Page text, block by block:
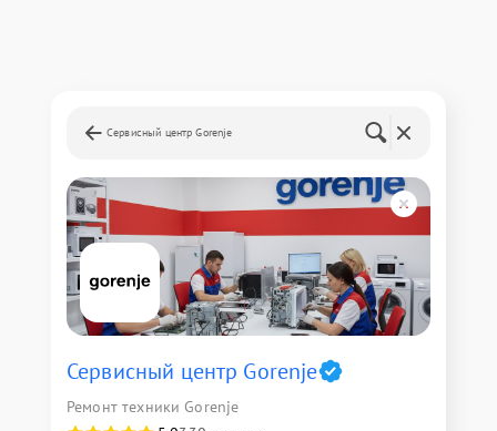
Сервисный центр Gorenje
Сервисный центр Gorenje
Ремонт техники Gorenje